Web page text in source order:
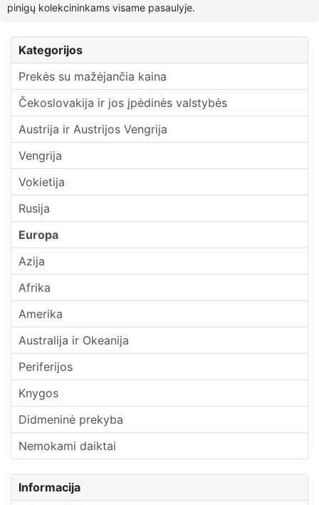
Kategorijos
Prekės su mažėjančia kaina
Čekoslovakija ir jos įpėdinės valstybės
Austrija ir Austrijos Vengrija
Vengrija
Vokietija
Rusija
Europa
Azija
Afrika
Amerika
Australija ir Okeanija
Periferijos
Knygos
Didmeninė prekyba
Nemokami daiktai
Informacija
pinigų kolekcininkams visame pasaulyje.